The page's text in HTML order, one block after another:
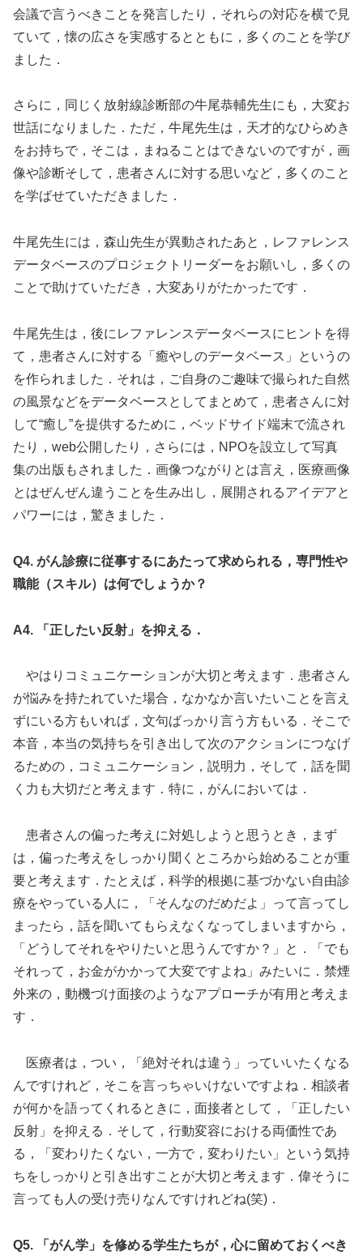
会議で言うべきことを発言したり，それらの対応を横で見
ていて，懐の広さを実感するとともに，多くのことを学び
ました．
さらに，同じく放射線診断部の牛尾恭輔先生にも，大変お
世話になりました．ただ，牛尾先生は，天才的なひらめき
をお持ちで，そこは，まねることはできないのですが，画
像や診断そして，患者さんに対する思いなど，多くのこと
を学ばせていただきました．
牛尾先生には，森山先生が異動されたあと，レファレンス
データベースのプロジェクトリーダーをお願いし，多くの
ことで助けていただき，大変ありがたかったです．
牛尾先生は，後にレファレンスデータベースにヒントを得
て，患者さんに対する「癒やしのデータベース」というの
を作られました．それは，ご自身のご趣味で撮られた自然
の風景などをデータベースとしてまとめて，患者さんに対
して“癒し”を提供するために，ベッドサイド端末で流され
たり，web公開したり，さらには，NPOを設立して写真
集の出版もされました．画像つながりとは言え，医療画像
とはぜんぜん違うことを生み出し，展開されるアイデアと
パワーには，驚きました．
Q4. がん診療に従事するにあたって求められる，専門性や
職能（スキル）は何でしょうか？
A4. 「正したい反射」を抑える．
やはりコミュニケーションが大切と考えます．患者さん
が悩みを持たれていた場合，なかなか言いたいことを言え
ずにいる方もいれば，文句ばっかり言う方もいる．そこで
本音，本当の気持ちを引き出して次のアクションにつなげ
るための，コミュニケーション，説明力，そして，話を聞
く力も大切だと考えます．特に，がんにおいては．
患者さんの偏った考えに対処しようと思うとき，まず
は，偏った考えをしっかり聞くところから始めることが重
要と考えます．たとえば，科学的根拠に基づかない自由診
療をやっている人に，「そんなのだめだよ」って言ってし
まったら，話を聞いてもらえなくなってしまいますから，
「どうしてそれをやりたいと思うんですか？」と．「でも
それって，お金がかかって大変ですよね」みたいに．禁煙
外来の，動機づけ面接のようなアプローチが有用と考えま
す．
医療者は，つい，「絶対それは違う」っていいたくなる
んですけれど，そこを言っちゃいけないですよね．相談者
が何かを語ってくれるときに，面接者として，「正したい
反射」を抑える．そして，行動変容における両価性であ
る，「変わりたくない，一方で，変わりたい」という気持
ちをしっかりと引き出すことが大切と考えます．偉そうに
言っても人の受け売りなんですけれどね(笑)．
Q5. 「がん学」を修める学生たちが，心に留めておくべき